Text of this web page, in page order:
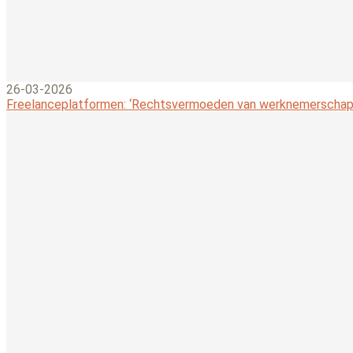
26-03-2026
Freelanceplatformen: ‘Rechtsvermoeden van